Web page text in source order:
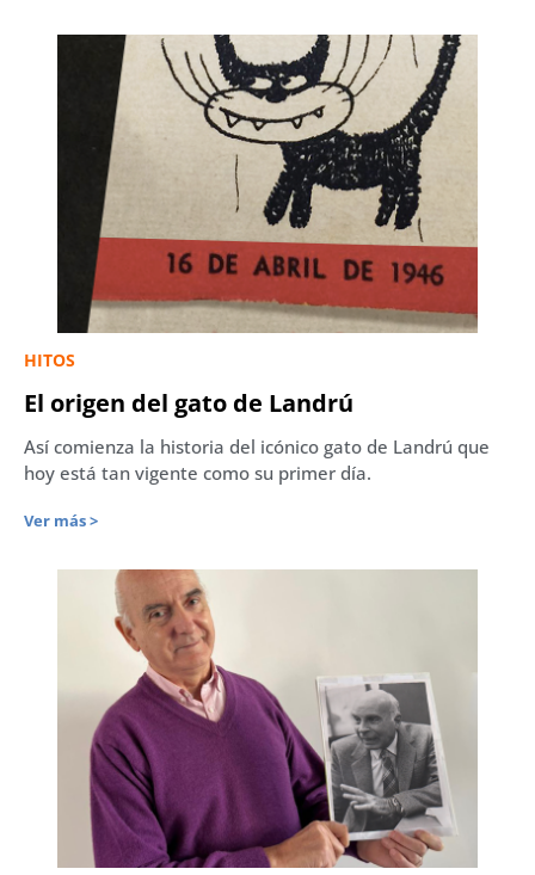
HITOS
El origen del gato de Landrú
Así comienza la historia del icónico gato de Landrú que
hoy está tan vigente como su primer día.
Ver más >